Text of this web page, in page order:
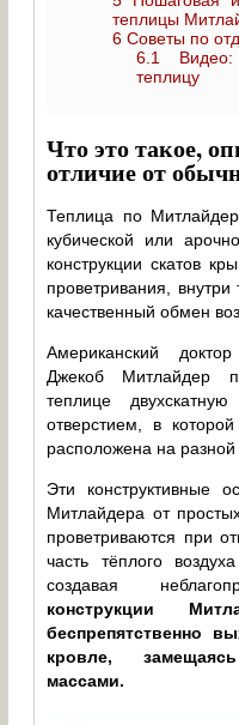
теплицы
6 Советы по
6.1
Видео:
теплицу
Что это такое,
отличие от
Теплица по
кубической или
конструкции скатов
проветривания, внутри
качественный обмен
Американский
Джекоб Митлайдер
теплице
отверстием, в
расположена на разной
Эти конструктивные
Митлайдера от
проветриваются при
часть тёплого
создавая
конструкции
беспрепятственно
кровле,
массами.